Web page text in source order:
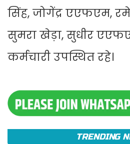
सिंह, जोगेंद्र एएफएम,
सुमरा खेड़ा, सुधीर
कर्मचारी उपस्थित रहे।
TRENDING